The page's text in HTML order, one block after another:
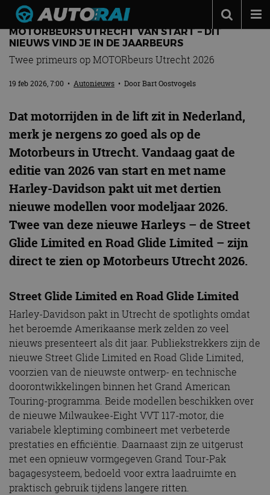
Autonieuws
Podcast
Autotests
Automerken
Adverteren
Contact
MotorRAI.nl
MOTORBEURS UTRECHT VAN START – DIT
NIEUWS VIND JE IN DE JAARBEURS
Twee primeurs op MOTORbeurs Utrecht 2026
19 feb 2026, 7:00 • Autonieuws • DoorBart Oostvogels
Dat motorrijden in de lift zit in Nederland,
merk je nergens zo goed als op de
Motorbeurs in Utrecht. Vandaag gaat de
editie van 2026 van start en met name
Harley-Davidson pakt uit met dertien
nieuwe modellen voor modeljaar 2026.
Twee van deze nieuwe Harleys – de Street
Glide Limited en Road Glide Limited – zijn
direct te zien op Motorbeurs Utrecht 2026.
Street Glide Limited en Road Glide Limited
Harley-Davidson pakt in Utrecht de spotlights omdat
het beroemde Amerikaanse merk zelden zo veel
nieuws presenteert als dit jaar. Publiekstrekkers zijn de
nieuwe Street Glide Limited en Road Glide Limited,
voorzien van de nieuwste ontwerp- en technische
doorontwikkelingen binnen het Grand American
Touring-programma. Beide modellen beschikken over
de nieuwe Milwaukee-Eight VVT 117-motor, die
variabele kleptiming combineert met verbeterde
prestaties en efficiëntie. Daarnaast zijn ze uitgerust
met een opnieuw vormgegeven Grand Tour-Pak
bagagesysteem, bedoeld voor extra laadruimte en
praktisch gebruik tijdens langere ritten.